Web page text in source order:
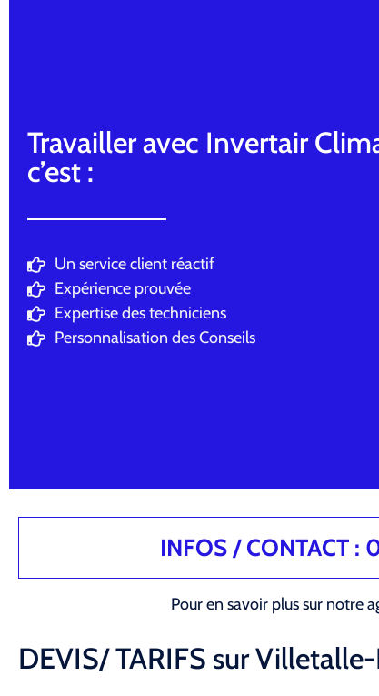
Travailler avec Invertair
c’est :
Un service client réactif
Expérience prouvée
Expertise des techniciens
Personnalisation des Conseils
INFOS / CONTACT
Pour en savoir plus sur notre
DEVIS/ TARIFS sur Villetalle-